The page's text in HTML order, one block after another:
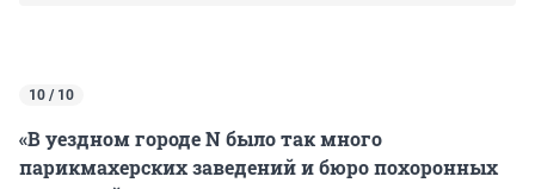
10 / 10
«В уездном городе N было так много
парикмахерских заведений и бюро похоронных